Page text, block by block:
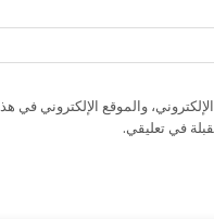
والموقع الإلكتروني في
في تعليقي.